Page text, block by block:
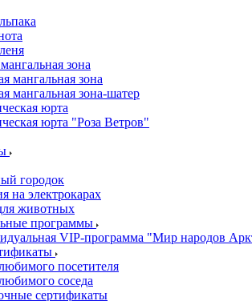
зона
мангальная зона
мангальная зона-шатер
юрта
юрта "Роза Ветров"
городок
на электрокарах
животных
программы
VIP-программа "Мир народов
посетителя
соседа
сертификаты